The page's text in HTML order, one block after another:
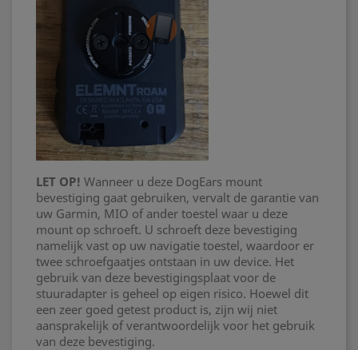
LET OP! Wanneer u deze DogEars mount
bevestiging gaat gebruiken, vervalt de garantie van
uw Garmin, MIO of ander toestel waar u deze
mount op schroeft. U schroeft deze bevestiging
namelijk vast op uw navigatie toestel, waardoor er
twee schroefgaatjes ontstaan in uw device. Het
gebruik van deze bevestigingsplaat voor de
stuuradapter is geheel op eigen risico. Hoewel dit
een zeer goed getest product is, zijn wij niet
aansprakelijk of verantwoordelijk voor het gebruik
van deze bevestiging.